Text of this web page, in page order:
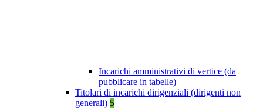
Incarichi amministrativi di vertice (da
pubblicare in tabelle)
Titolari di incarichi dirigenziali (dirigenti non
generali) 5